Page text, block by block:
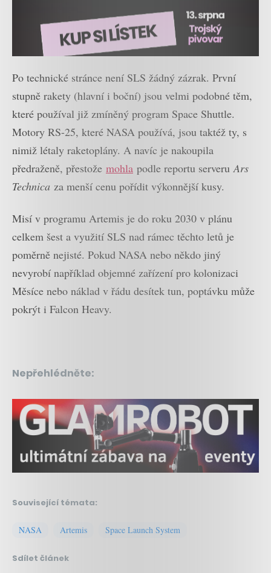
Po technické stránce není SLS žádný zázrak. První
stupně rakety (hlavní i boční) jsou velmi podobné těm,
které používal již zmíněný program Space Shuttle.
Motory RS-25, které NASA používá, jsou taktéž ty, s
nimiž létaly raketoplány. A navíc je nakoupila
předraženě, přestože mohla podle reportu serveru Ars
Technica za menší cenu pořídit výkonnější kusy.
Misí v programu Artemis je do roku 2030 v plánu
celkem šest a využití SLS nad rámec těchto letů je
poměrně nejisté. Pokud NASA nebo někdo jiný
nevyrobí například objemné zařízení pro kolonizaci
Měsíce nebo náklad v řádu desítek tun, poptávku může
pokrýt i Falcon Heavy.
Nepřehlédněte:
Související témata:
NASA Artemis Space Launch System
Sdílet článek